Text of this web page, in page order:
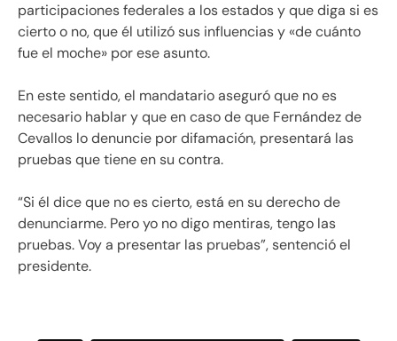
participaciones federales a los estados y que diga si es
cierto o no, que él utilizó sus influencias y «de cuánto
fue el moche» por ese asunto.
En este sentido, el mandatario aseguró que no es
necesario hablar y que en caso de que Fernández de
Cevallos lo denuncie por difamación, presentará las
pruebas que tiene en su contra.
“Si él dice que no es cierto, está en su derecho de
denunciarme. Pero yo no digo mentiras, tengo las
pruebas. Voy a presentar las pruebas”, sentenció el
presidente.